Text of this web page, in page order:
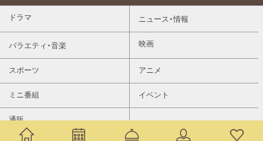
ドラマ ニュース・情報
バラエティ・音楽 映画
スポーツ アニメ
ミニ番組 イベント
通販